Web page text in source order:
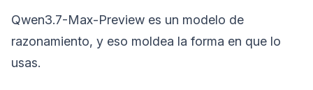
Qwen3.7-Max-Preview es un modelo de
razonamiento, y eso moldea la forma en que lo
usas.